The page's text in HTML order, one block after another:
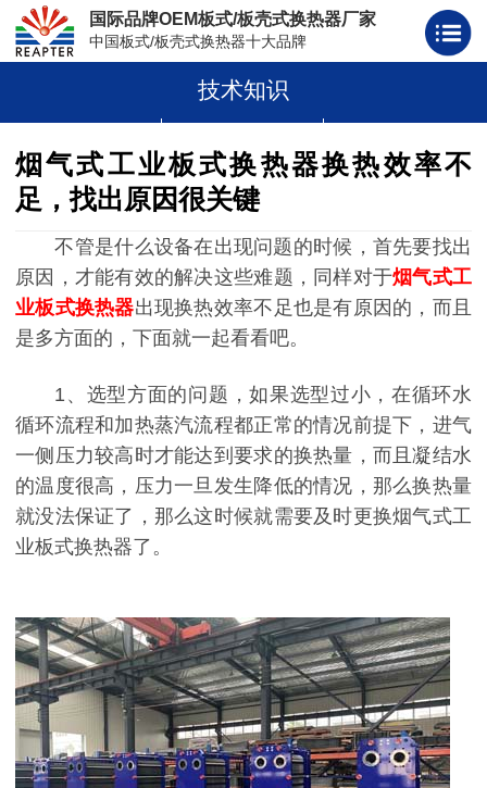
国际品牌OEM板式/板壳式换热器厂家
中国板式/板壳式换热器十大品牌
板壳式换热器
技术知识
烟气式工业板式换热器换热效率不
足，找出原因很关键
不管是什么设备在出现问题的时候，首先要找出
原因，才能有效的解决这些难题，同样对于烟气式工
业板式换热器出现换热效率不足也是有原因的，而且
是多方面的，下面就一起看看吧。
1、选型方面的问题，如果选型过小，在循环水
循环流程和加热蒸汽流程都正常的情况前提下，进气
一侧压力较高时才能达到要求的换热量，而且凝结水
的温度很高，压力一旦发生降低的情况，那么换热量
就没法保证了，那么这时候就需要及时更换烟气式工
业板式换热器了。